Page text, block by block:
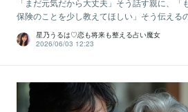
「まだ元気だから大丈夫」そう話す親に、
保険のことを少し教えてほしい」そう伝える
星乃うるは♡恋も将来も整える占い魔女
2026/06/03 12:23